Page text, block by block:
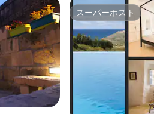
スーパーホスト
スーパーホスト